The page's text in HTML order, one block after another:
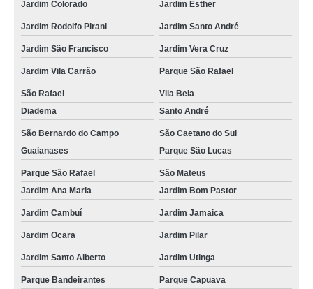
Jardim Colorado Jardim Esther
Jardim Rodolfo Pirani Jardim Santo André
Jardim São Francisco Jardim Vera Cruz
Jardim Vila Carrão Parque São Rafael
São Rafael
Vila Bela
Diadema
Santo André
São Bernardo do Campo
São Caetano do Sul
Guaianases
Parque São Lucas
Parque São Rafael
São Mateus
Jardim Ana Maria
Jardim Bom Pastor
Jardim Cambuí Jardim Jamaica
Jardim Ocara Jardim Pilar
Jardim Santo Alberto Jardim Utinga
Parque Bandeirantes Parque Capuava